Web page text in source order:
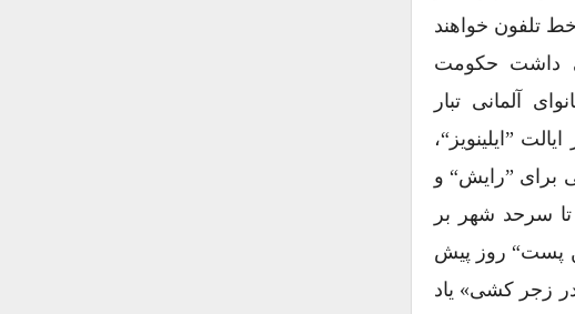
تلفون خواهند
داشت حکومت
آلمانی تبار
”ایلینویز“،
برای ”رایش“ و
سرحد شهر بر
پست“ روز پیش
زجر کشی» یاد